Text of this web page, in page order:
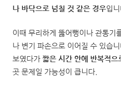
나 바닥으로 넘칠 것 같은 경우입니
이때 무리하게 뚫어뻥이나 관통기
나 변기 파손으로 이어질 수 있습
보였다가 짧은 시간 안에 반복적으
곳 문제일 가능성이 큽니다.